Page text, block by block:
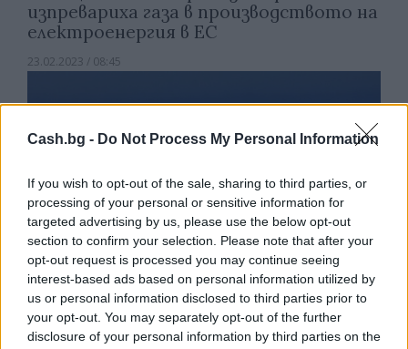
Cash.bg - Do Not Process My Personal Information
If you wish to opt-out of the sale, sharing to third parties, or
processing of your personal or sensitive information for
targeted advertising by us, please use the below opt-out
section to confirm your selection. Please note that after your
opt-out request is processed you may continue seeing
interest-based ads based on personal information utilized by
us or personal information disclosed to third parties prior to
your opt-out. You may separately opt-out of the further
disclosure of your personal information by third parties on the
изпревариха газа в производството на
електроенергия в ЕС
23.02.2023 / 08:45